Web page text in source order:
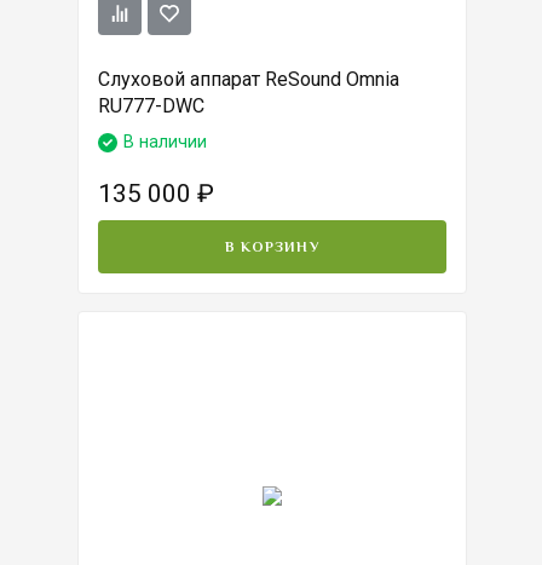
Слуховой аппарат ReSound Omnia
RU777-DWC
В наличии
135 000 ₽
В КОРЗИНУ